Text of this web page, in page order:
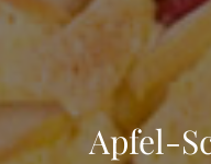
Apfel-